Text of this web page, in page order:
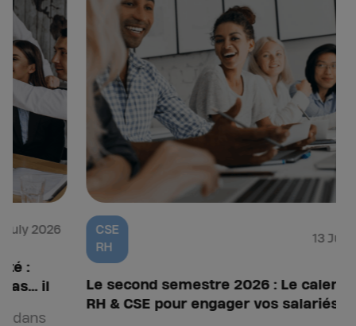
CSE
13 July 2026
Le second semestre 2026 : Le calendrier
RH & CSE pour engager vos salariés